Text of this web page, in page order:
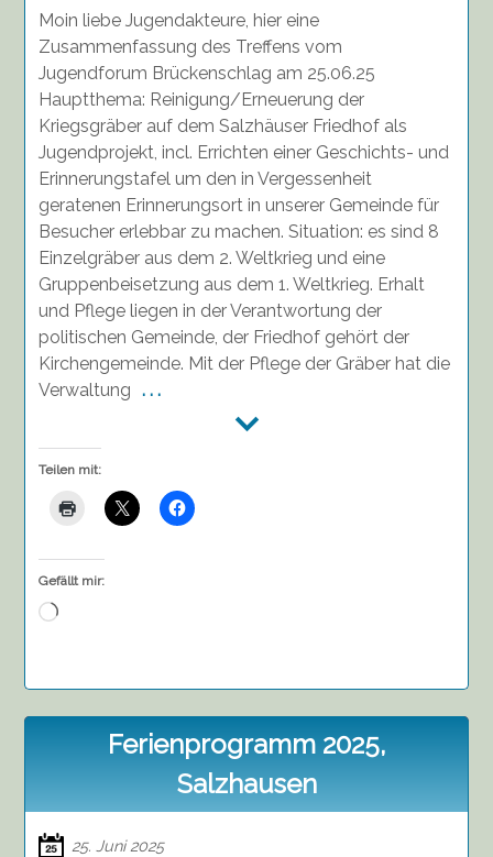
Moin liebe Jugendakteure, hier eine
Zusammenfassung des Treffens vom
Jugendforum Brückenschlag am 25.06.25
Hauptthema: Reinigung/Erneuerung der
Kriegsgräber auf dem Salzhäuser Friedhof als
Jugendprojekt, incl. Errichten einer Geschichts- und
Erinnerungstafel um den in Vergessenheit
geratenen Erinnerungsort in unserer Gemeinde für
Besucher erlebbar zu machen. Situation: es sind 8
Einzelgräber aus dem 2. Weltkrieg und eine
Gruppenbeisetzung aus dem 1. Weltkrieg. Erhalt
und Pflege liegen in der Verantwortung der
politischen Gemeinde, der Friedhof gehört der
Kirchengemeinde. Mit der Pflege der Gräber hat die
Verwaltung . . .
Teilen mit:
Gefällt mir:
Wird
Ferienprogramm 2025,
Salzhausen
25. Juni 2025